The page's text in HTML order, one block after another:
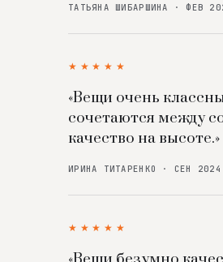
ТАТЬЯНА ШИБАРШИНА · ФЕВ
★★★★★
«Вещи очень
сочетаются между
качество на высоте.»
ИРИНА ТИТАРЕНКО · СЕН 2024
★★★★★